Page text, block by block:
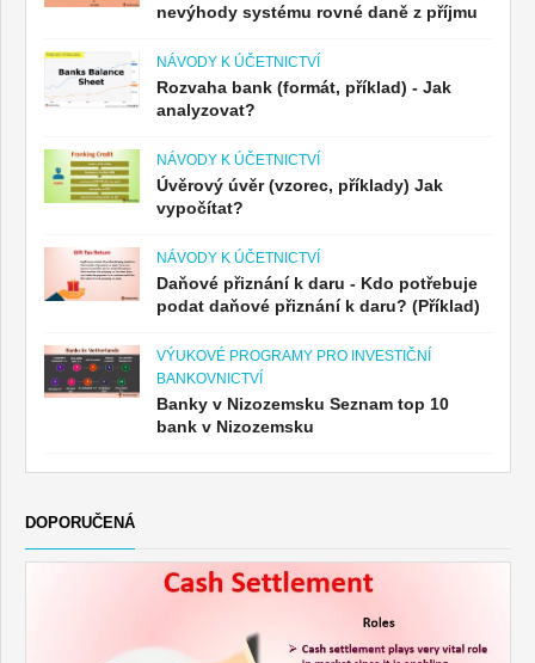
nevýhody systému rovné daně z příjmu
NÁVODY K ÚČETNICTVÍ
Rozvaha bank (formát, příklad) - Jak
analyzovat?
NÁVODY K ÚČETNICTVÍ
Úvěrový úvěr (vzorec, příklady) Jak
vypočítat?
NÁVODY K ÚČETNICTVÍ
Daňové přiznání k daru - Kdo potřebuje
podat daňové přiznání k daru? (Příklad)
VÝUKOVÉ PROGRAMY PRO INVESTIČNÍ
BANKOVNICTVÍ
Banky v Nizozemsku Seznam top 10
bank v Nizozemsku
DOPORUČENÁ